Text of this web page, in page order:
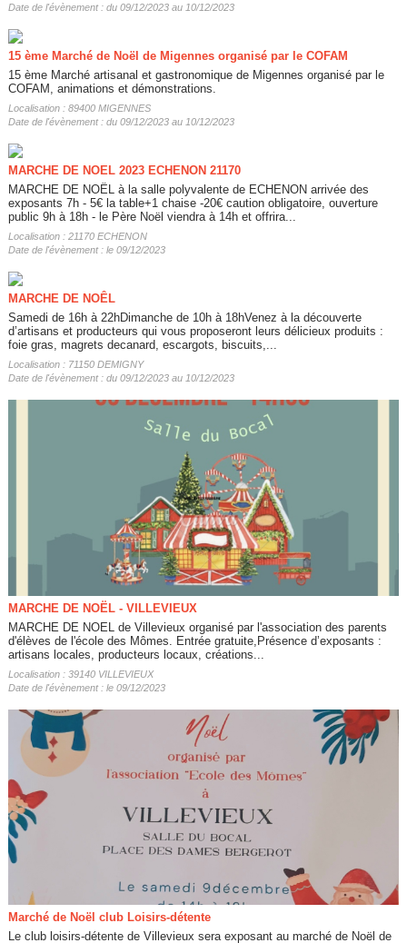
Date de l'évènement : du 09/12/2023 au 10/12/2023
15 ème Marché de Noël de Migennes organisé par le COFAM
15 ème Marché artisanal et gastronomique de Migennes organisé par le
COFAM, animations et démonstrations.
Localisation : 89400 MIGENNES
Date de l'évènement : du 09/12/2023 au 10/12/2023
MARCHE DE NOEL 2023 ECHENON 21170
MARCHE DE NOËL à la salle polyvalente de ECHENON arrivée des
exposants 7h - 5€ la table+1 chaise -20€ caution obligatoire, ouverture
public 9h à 18h - le Père Noël viendra à 14h et offrira...
Localisation : 21170 ECHENON
Date de l'évènement : le 09/12/2023
MARCHE DE NOÊL
Samedi de 16h à 22hDimanche de 10h à 18hVenez à la découverte
d’artisans et producteurs qui vous proposeront leurs délicieux produits :
foie gras, magrets decanard, escargots, biscuits,...
Localisation : 71150 DEMIGNY
Date de l'évènement : du 09/12/2023 au 10/12/2023
MARCHE DE NOËL - VILLEVIEUX
MARCHE DE NOEL de Villevieux organisé par l'association des parents
d'élèves de l'école des Mômes. Entrée gratuite,Présence d’exposants :
artisans locales, producteurs locaux, créations...
Localisation : 39140 VILLEVIEUX
Date de l'évènement : le 09/12/2023
Marché de Noël club Loisirs-détente
Le club loisirs-détente de Villevieux sera exposant au marché de Noël de